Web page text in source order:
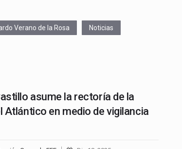
Verano de la Rosa Noticias
asume la rectoría de la
Atlántico en medio de vigilancia